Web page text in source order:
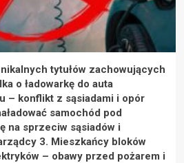
tytułów zachowujących
o ładowarkę do auta
– konflikt z sąsiadami i opór
samochód pod
na sprzeciw sąsiadów i
3. Mieszkańcy bloków
– obawy przed pożarem i